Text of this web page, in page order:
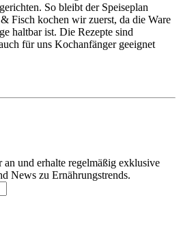
So bleibt der Speiseplan
Fisch kochen wir zuerst, da die Ware
haltbar ist. Die Rezepte sind
für uns Kochanfänger geeignet
und erhalte regelmäßig exklusive
News zu Ernährungstrends.